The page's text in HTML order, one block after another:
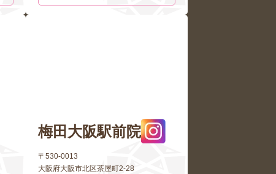
梅田大阪駅前院
〒530-0013
大阪府大阪市北区茶屋町2-28